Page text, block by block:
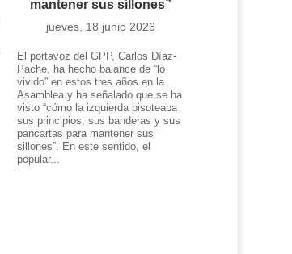
mantener sus sillones”
jueves, 18 junio 2026
El portavoz del GPP, Carlos Díaz-
Pache, ha hecho balance de “lo
vivido” en estos tres años en la
Asamblea y ha señalado que se ha
visto “cómo la izquierda pisoteaba
sus principios, sus banderas y sus
pancartas para mantener sus
sillones”. En este sentido, el
popular...